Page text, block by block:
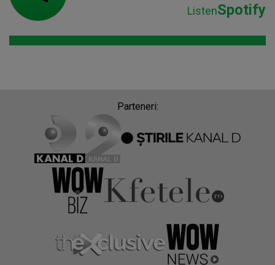
ListenSpotify
Parteneri: